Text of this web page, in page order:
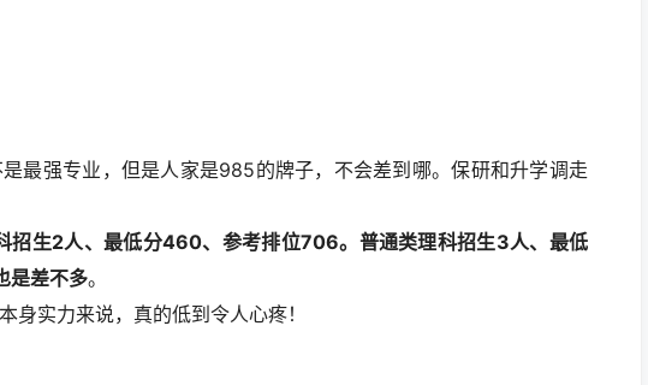
最强专业，但是人家是985的牌子，不会差到哪。保研和升学调走
招生2人、最低分460、参考排位706。普通类理科招生3人、最低
是差不多。
身实力来说，真的低到令人心疼！